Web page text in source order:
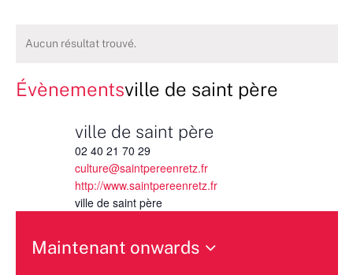
Aucun résultat trouvé.
Évènementsville de saint père
ville de saint père
02 40 21 70 29
culture@saintpereenretz.fr
http://www.saintpereenretz.fr
ville de saint père
Maintenant onwards